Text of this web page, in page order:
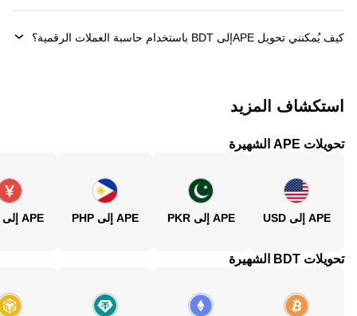
كيف يُمكنني تحويل ‏APEإلى ‏BDT باستخدام حاسبة العملات الرقمية؟
استكشاف المزيد
تحويلات APE الشهيرة
APE إلى USD APE إلى PKR APE إلى PHP APE إلى CNY
تحويلات BDT الشهيرة